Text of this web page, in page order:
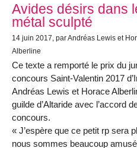
Avides désirs dans
métal sculpté
14 juin 2017, par Andréas Lewis et
Alberline
Ce texte a remporté le prix du
concours Saint-Valentin 2017
Andréas Lewis et Horace
guilde d’Altaride avec l’accord
concours.
« J’espère que ce petit rp sera
nous sommes beaucoup